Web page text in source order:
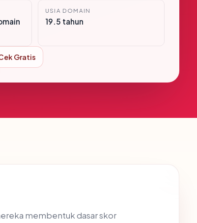
USIA DOMAIN
19.5 tahun
Gratis
membentuk dasar skor